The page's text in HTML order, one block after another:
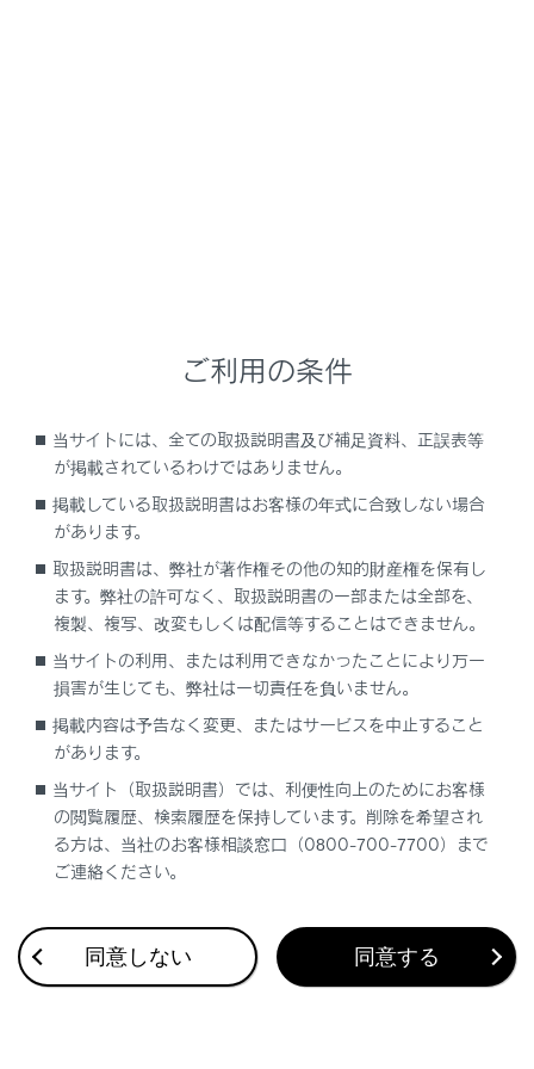
すことができます。
ポジションを登録するには
ポジションを呼び出すには
合わせて見られているページ
キー
トランク
デジタルインナーミラー（Lexus Teammate Advanced
Drive非装着車）
このページは役に立ちましたか？
ご利用の条件
当サイトには、全ての取扱説明書及び補足資料、正誤表等
が掲載されているわけではありません。
掲載している取扱説明書はお客様の年式に合致しない場合
があります。
取扱説明書は、弊社が著作権その他の知的財産権を保有し
ます。弊社の許可なく、取扱説明書の一部または全部を、
複製、複写、改変もしくは配信等することはできません。
当サイトの利用、または利用できなかったことにより万一
損害が生じても、弊社は一切責任を負いません。
掲載内容は予告なく変更、またはサービスを中止すること
があります。
当サイト（取扱説明書）では、利便性向上のためにお客様
の閲覧履歴、検索履歴を保持しています。削除を希望され
る方は、当社のお客様相談窓口（0800-700-7700）まで
ご連絡ください。
同意しない 同意する